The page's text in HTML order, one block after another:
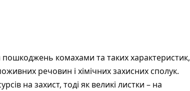
пошкоджень комахами та таких характеристик,
речовин і хімічних захисних сполук.
на захист, тоді як великі листки – на